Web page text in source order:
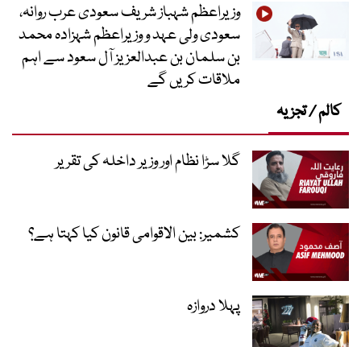
وزیراعظم شہباز شریف سعودی عرب روانہ،
سعودی ولی عہد و وزیراعظم شہزادہ محمد
بن سلمان بن عبدالعزیز آل سعود سے اہم
ملاقات کریں گے
کالم / تجزیہ
گلا سڑا نظام اور وزیر داخلہ کی تقریر
کشمیر: بین الاقوامی قانون کیا کہتا ہے؟
پہلا دروازہ